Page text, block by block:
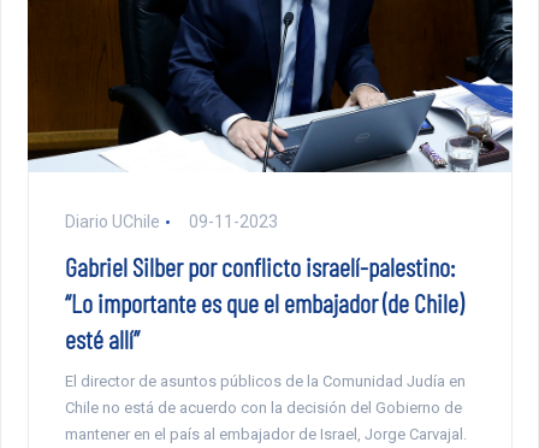
Diario UChile 09-11-2023
Gabriel Silber por conflicto israelí-palestino:
“Lo importante es que el embajador (de Chile)
esté allí”
El director de asuntos públicos de la Comunidad Judía en
Chile no está de acuerdo con la decisión del Gobierno de
mantener en el país al embajador de Israel, Jorge Carvajal.